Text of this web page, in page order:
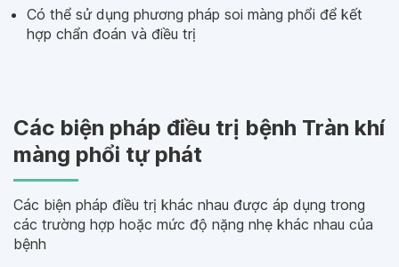
Có thể sử dụng phương pháp soi màng phổi để kết
hợp chẩn đoán và điều trị
Các biện pháp điều trị bệnh Tràn khí
màng phổi tự phát
Các biện pháp điều trị khác nhau được áp dụng trong
các trường hợp hoặc mức độ nặng nhẹ khác nhau của
bệnh